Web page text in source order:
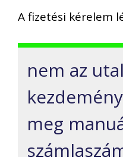
A fizetési kérelem
nem az
meg